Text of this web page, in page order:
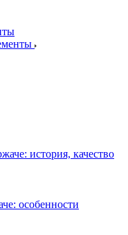
история, качество
особенности